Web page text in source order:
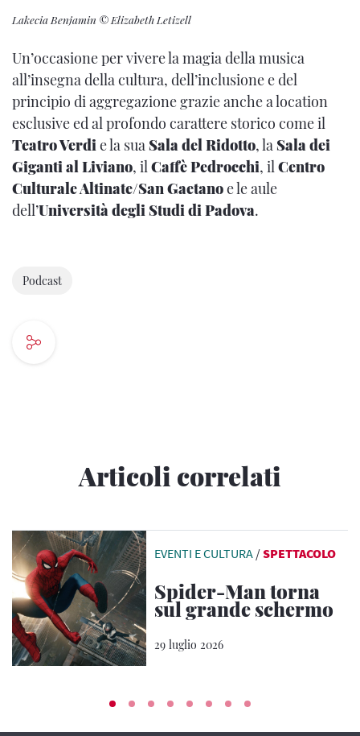
Lakecia Benjamin © Elizabeth Letizell
Un’occasione per vivere la magia della musica
all’insegna della cultura, dell’inclusione e del
principio di aggregazione grazie anche a location
esclusive ed al profondo carattere storico come il
Teatro Verdie la sua Sala del Ridotto, la Sala dei
Giganti al Liviano, ilCaffè Pedrocchi, ilCentro
Culturale Altinate/San Gaetanoe le aule
dell’Università degli Studi di Padova.
Podcast
Articoli correlati
EVENTI E CULTURA /SPETTACOLO
Spider-Man torna
sul grande schermo
29 luglio 2026